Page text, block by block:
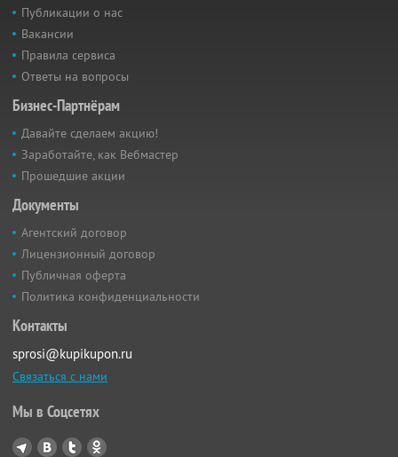
Публикации о нас
Вакансии
Правила сервиса
Ответы на вопросы
Бизнес-Партнёрам
Давайте сделаем акцию!
Заработайте, как Вебмастер
Прошедшие акции
Документы
Агентский договор
Лицензионный договор
Публичная оферта
Политика конфиденциальности
Контакты
sprosi@kupikupon.ru
Связаться с нами
Мы в Соцсетях